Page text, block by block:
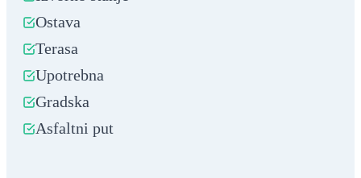
Ostava
Terasa
Upotrebna
Gradska
Asfaltni put